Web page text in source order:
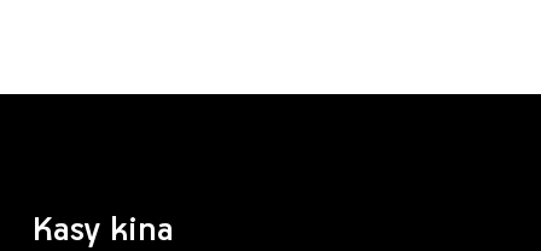
Kasy kina